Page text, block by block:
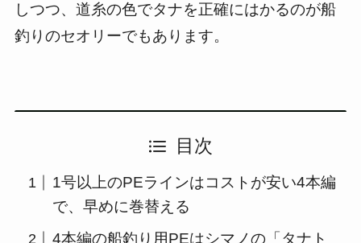
しつつ、道糸の色でタナを正確にはかるのが船
釣りのセオリーでもあります。
目次
1号以上のPEラインはコストが安い4本編
で、早めに巻替える
4本編の船釣り用PEはシマノの「タナト